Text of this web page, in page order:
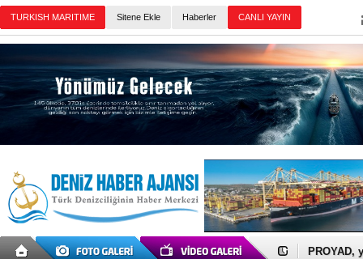
TURKISH MARITIME Sitene Ekle Haberler CANLI YAYIN
İTU AUV,
PROYAD,